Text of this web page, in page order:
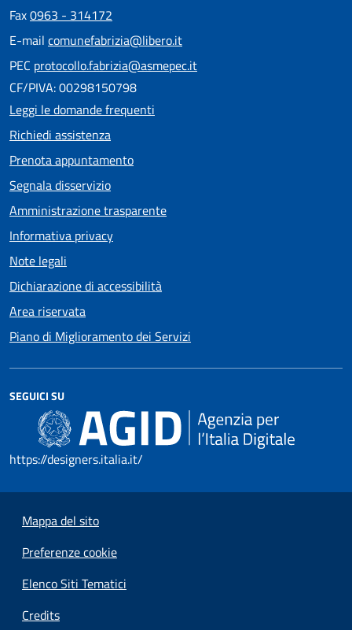
Fax0963 - 314172
E-mail comunefabrizia@libero.it
PEC protocollo.fabrizia@asmepec.it
CF/PIVA: 00298150798
Leggi le domande frequenti
Richiedi assistenza
Prenota appuntamento
Segnala disservizio
Amministrazione trasparente
Informativa privacy
Note legali
Dichiarazione di accessibilità
Area riservata
Piano di Miglioramento dei Servizi
SEGUICI SU
https://designers.italia.it/
Mappa del sito
Preferenze cookie
Elenco Siti Tematici
Credits